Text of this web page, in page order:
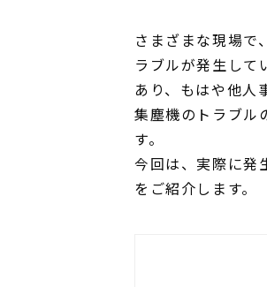
さまざまな現場
ラブルが発生して
あり、もはや他人
集塵機のトラブル
す。
今回は、実際に発
をご紹介します。